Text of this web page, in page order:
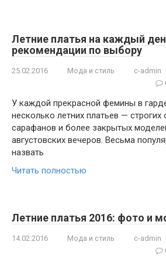
Летние платья на каждый
рекомендации по выбору
25.02.2016 Мода и стиль
c-admin
У каждой прекрасной фемины в
несколько летних платьев — строгих
сарафанов и более закрытых
августовских вечеров. Весьма
назвать
Читать полностью
Летние платья 2016: фото и
14.02.2016 Мода и стиль
c-admin